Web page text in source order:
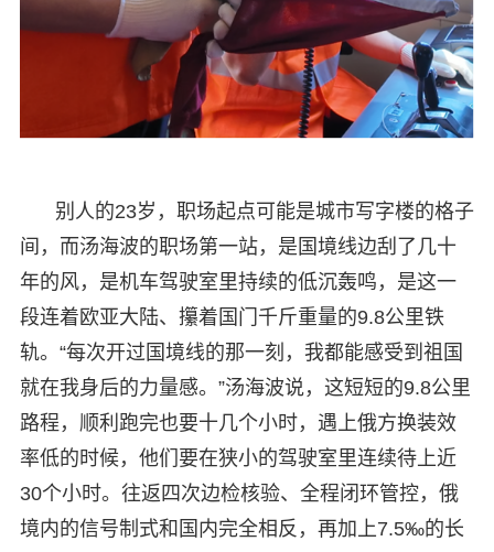
别人的23岁，职场起点可能是城市写字楼的格子
间，而汤海波的职场第一站，是国境线边刮了几十
年的风，是机车驾驶室里持续的低沉轰鸣，是这一
段连着欧亚大陆、攥着国门千斤重量的9.8公里铁
轨。“每次开过国境线的那一刻，我都能感受到祖国
就在我身后的力量感。”汤海波说，这短短的9.8公里
路程，顺利跑完也要十几个小时，遇上俄方换装效
率低的时候，他们要在狭小的驾驶室里连续待上近
30个小时。往返四次边检核验、全程闭环管控，俄
境内的信号制式和国内完全相反，再加上7.5‰的长